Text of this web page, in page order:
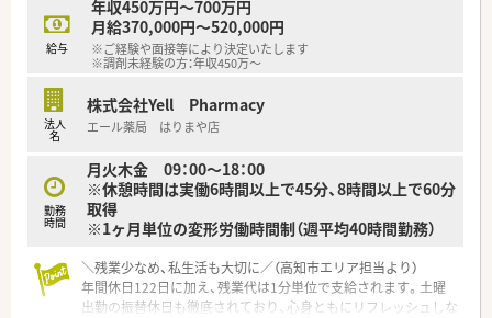
とワークライフバランスを重視した働き方です。
■産前産後休暇や育児休暇の取得実績が多数あり、ライフステー
ジの変化に合わせながら継続して勤務いただけます。
■勤続5年ごとに表彰される永年勤続制度など、長く貢献する社
員を大切にする福利厚生が充実している職場です。
【想定される業務内容】
対する深い服薬指導と心のケアを担当いただきます。
■長期処方に伴う一包化業務の比重が高い店舗ですが、最新の全
自動分包機を完備しており効率的に作業できます。
■音声入力の電子薬歴や各種監査システムを積極的に導入して
給与
年収450万円～700万円
月給370,000円～520,000円
※ご経験や面接等により決定いたします
※調剤未経験の方：年収450万～
法人
名
株式会社Yell Pharmacy
エール薬局 はりまや店
勤務
時間
月火木金 09：00～18：00
※休憩時間は実働6時間以上で45分、8時間以上で60分
取得
※1ヶ月単位の変形労働時間制（週平均40時間勤務）
＼残業少なめ、私生活も大切に／（高知市エリア担当より）
年間休日122日に加え、残業代は1分単位で支給されます。土曜
出勤の振替休日も徹底されており、心身ともにリフレッシュしな